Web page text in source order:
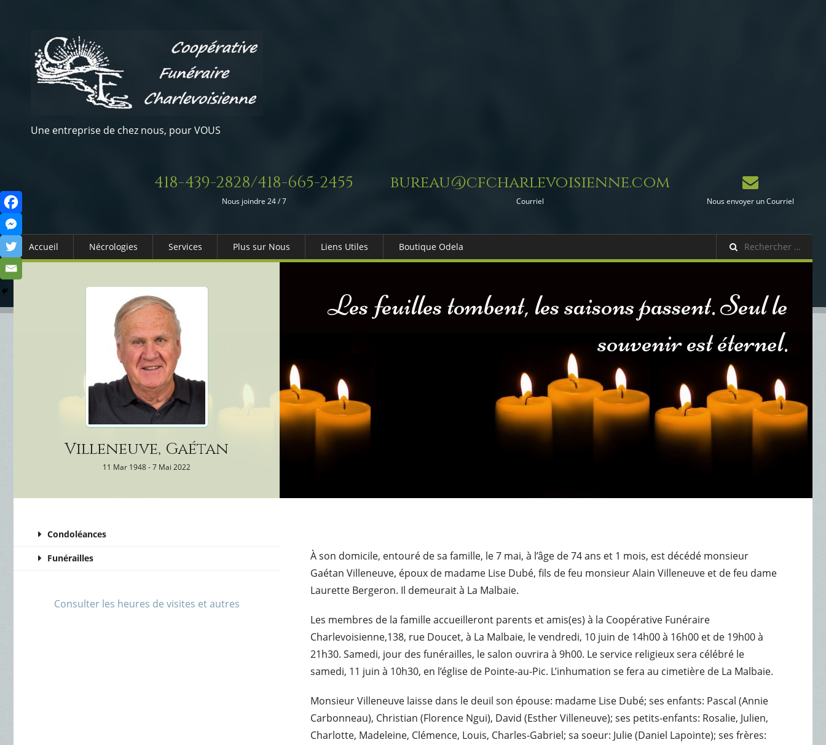
Une entreprise de chez nous, pour VOUS
418-439-2828/418-665-2455
Nous joindre 24 / 7
bureau@cfcharlevoisienne.com
Courriel Nous envoyer un Courriel
Accueil Nécrologies Services
Columbarium
Services Funéraires
Plus sur Nous Liens Utiles
Services Gouv. et Autres
Boutique Odela
Villeneuve, Gaétan
11 Mar 1948 - 7 Mai 2022
Les feuilles tombent, les saisons passent. Seul le
souvenir est éternel.
Condoléances
Funérailles
Consulter les heures de visites et autres
À son domicile, entouré de sa famille, le 7 mai, à l’âge de 74 ans et 1 mois, est décédé monsieur
Gaétan Villeneuve, époux de madame Lise Dubé, fils de feu monsieur Alain Villeneuve et de feu dame
Laurette Bergeron. Il demeurait à La Malbaie.
Les membres de la famille accueilleront parents et amis(es) à la Coopérative Funéraire
Charlevoisienne,138, rue Doucet, à La Malbaie, le vendredi, 10 juin de 14h00 à 16h00 et de 19h00 à
21h30. Samedi, jour des funérailles, le salon ouvrira à 9h00. Le service religieux sera célébré le
samedi, 11 juin à 10h30, en l’église de Pointe-au-Pic. L’inhumation se fera au cimetière de La Malbaie.
Monsieur Villeneuve laisse dans le deuil son épouse: madame Lise Dubé; ses enfants: Pascal (Annie
Carbonneau), Christian (Florence Ngui), David (Esther Villeneuve); ses petits-enfants: Rosalie, Julien,
Charlotte, Madeleine, Clémence, Louis, Charles-Gabriel; sa soeur: Julie (Daniel Lapointe); ses frères: